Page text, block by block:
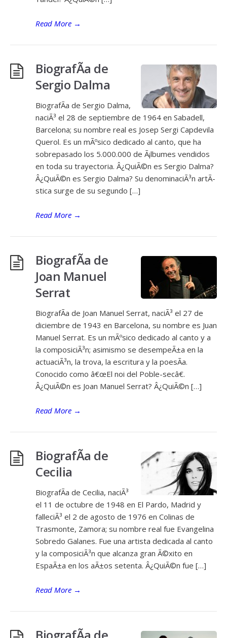
Read More →
BiografÃ­a de
Sergio Dalma
BiografÃ­a de Sergio Dalma,
naciÃ³ el 28 de septiembre de 1964 en Sabadell,
Barcelona; su nombre real es Josep Sergi Capdevila
Querol. Es un mÃºsico dedicado al canto, que ha
sobrepasado los 5.000.000 de Ã¡lbumes vendidos
en toda su trayectoria. Â¿QuiÃ©n es Sergio Dalma?
Â¿QuiÃ©n es Sergio Dalma? Su denominaciÃ³n artÃ­
stica surge de su segundo […]
Read More →
BiografÃ­a de
Joan Manuel
Serrat
BiografÃ­a de Joan Manuel Serrat, naciÃ³ el 27 de
diciembre de 1943 en Barcelona, su nombre es Juan
Manuel Serrat. Es un mÃºsico dedicado al canto y a
la composiciÃ³n; asimismo se desempeÃ±a en la
actuaciÃ³n, la trova, la escritura y la poesÃ­a.
Conocido como â€œEl noi del Poble-secâ€.
Â¿QuiÃ©n es Joan Manuel Serrat? Â¿QuiÃ©n […]
Read More →
BiografÃ­a de
Cecilia
BiografÃ­a de Cecilia, naciÃ³
el 11 de octubre de 1948 en El Pardo, Madrid y
falleciÃ³ el 2 de agosto de 1976 en Colinas de
Trasmonte, Zamora; su nombre real fue Evangelina
Sobredo Galanes. Fue una artista dedicada al canto
y la composiciÃ³n que alcanza gran Ã©xito en
EspaÃ±a en los aÃ±os setenta. Â¿QuiÃ©n fue […]
Read More →